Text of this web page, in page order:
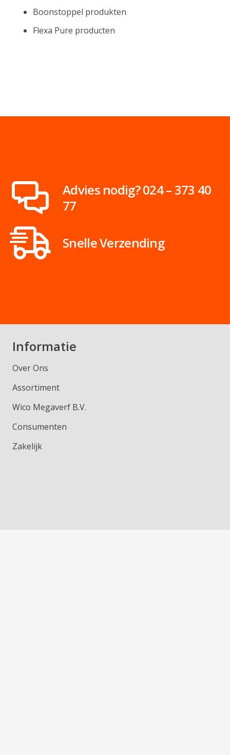
Boonstoppel produkten
Flexa Pure producten
Advies nodig? 024 – 373 40
77
Snelle Verzending
Informatie
Over Ons
Assortiment
Wico Megaverf B.V.
Consumenten
Zakelijk